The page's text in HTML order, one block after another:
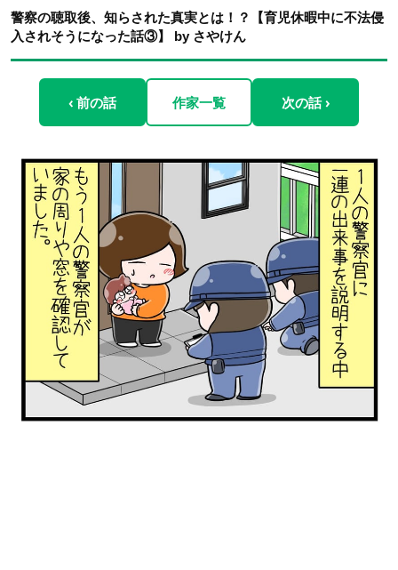
警察の聴取後、知らされた真実とは！？【育児休暇中に不法侵
入されそうになった話③】 by さやけん
‹ 前の話 作家一覧 次の話 ›